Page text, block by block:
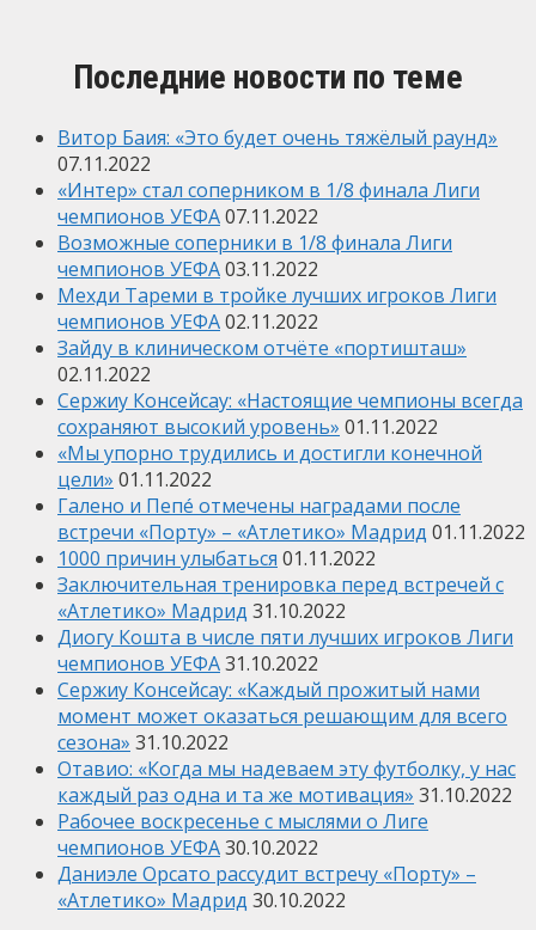
Последние новости по теме
Витор Баия: «Это будет очень тяжёлый раунд»
07.11.2022
«Интер» стал соперником в 1/8 финала Лиги
чемпионов УЕФА07.11.2022
Возможные соперники в 1/8 финала Лиги
чемпионов УЕФА03.11.2022
Мехди Тареми в тройке лучших игроков Лиги
чемпионов УЕФА02.11.2022
Зайду в клиническом отчёте «портишташ»
02.11.2022
Сержиу Консейсау: «Настоящие чемпионы всегда
сохраняют высокий уровень» 01.11.2022
«Мы упорно трудились и достигли конечной
цели» 01.11.2022
Галено и Пепé отмечены наградами после
встречи «Порту» – «Атлетико» Мадрид 01.11.2022
1000 причин улыбаться 01.11.2022
Заключительная тренировка перед встречей с
«Атлетико» Мадрид 31.10.2022
Диогу Кошта в числе пяти лучших игроков Лиги
чемпионов УЕФА31.10.2022
Сержиу Консейсау: «Каждый прожитый нами
момент может оказаться решающим для всего
сезона» 31.10.2022
Отавио: «Когда мы надеваем эту футболку, у нас
каждый раз одна и та же мотивация» 31.10.2022
Рабочее воскресенье с мыслями о Лиге
чемпионов УЕФА30.10.2022
Даниэле Орсато рассудит встречу «Порту» –
«Атлетико» Мадрид 30.10.2022